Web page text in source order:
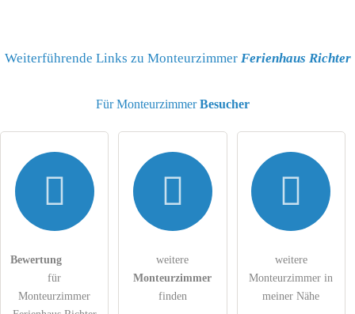
Name
Hiermit akzeptiere ich die .
öffentliche Frage stellen Abbrechen
Weiterführende Links zu Monteurzimmer Ferienhaus Richter
Für MonteurzimmerBesucher
Bewertung
für
Monteurzimmer
weitere
Monteurzimmer
finden
weitere
Monteurzimmer in
meiner Nähe